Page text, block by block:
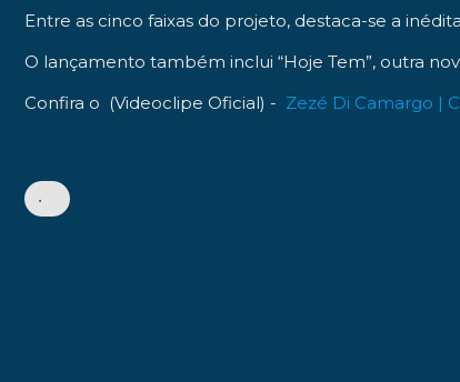
Entre as cinco faixas do projeto, destaca-se a
O lançamento também inclui “Hoje Tem”, outra
Confira o (Videoclipe Oficial) - Zezé Di Camargo |
•